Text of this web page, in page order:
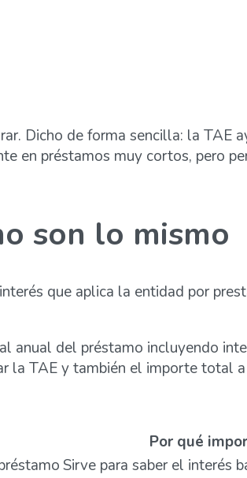
Dicho de forma sencilla: la TAE
en préstamos muy cortos, pero
son lo mismo
que aplica la entidad por
anual del préstamo incluyendo
la TAE y también el importe total
Por qué
Sirve para saber el interés